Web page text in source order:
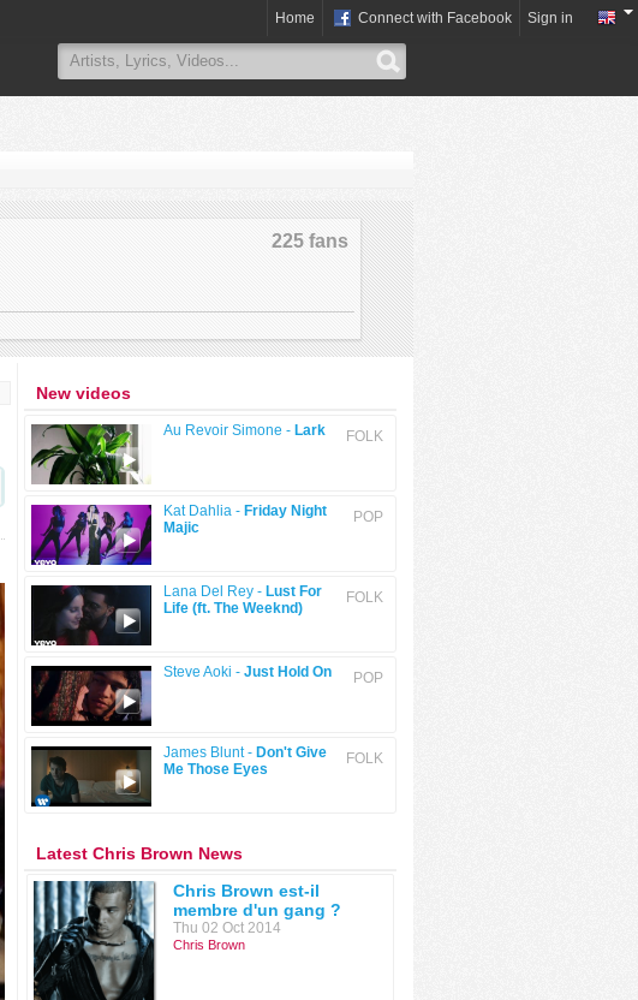
Home Connect with Facebook Sign in
225 fans
New videos
FOLK
Au Revoir Simone - Lark
POP
Kat Dahlia - Friday Night
Majic
FOLK
Lana Del Rey - Lust For
Life (ft. The Weeknd)
POP
Steve Aoki - Just Hold On
FOLK
James Blunt - Don't Give
Me Those Eyes
Latest Chris Brown News
Chris Brown est-il
membre d'un gang ?
Thu 02 Oct 2014
Chris Brown